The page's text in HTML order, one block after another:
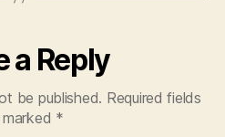
a Reply
be published. Required fields
*